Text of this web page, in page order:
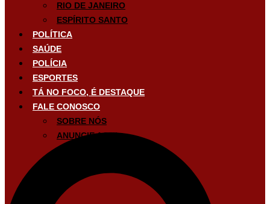
RIO DE JANEIRO
ESPÍRITO SANTO
POLÍTICA
SAÚDE
POLÍCIA
ESPORTES
TÁ NO FOCO, É DESTAQUE
FALE CONOSCO
SOBRE NÓS
ANUNCIE AQUI